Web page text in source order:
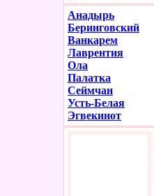
Анадырь
Беринговский
Ванкарем
Лаврентия
Ола
Палатка
Сеймчан
Усть-Белая
Эгвекинот